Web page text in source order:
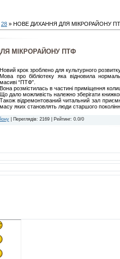
28 » НОВЕ ДИХАННЯ ДЛЯ МІКРОРАЙОНУ
МІКРОРАЙОНУ ПТФ
Новий крок зроблено для культурного
Мова про бібліотеку яка відновила
масиві “ПТФ”.
Вона розмістилась в частині приміщення
Що дало можливість належно зберігати
Також відремонтований читальний зал
масу яких становлять люди старшого
Переглядів: 2169 | Рейтинг: 0.0/0